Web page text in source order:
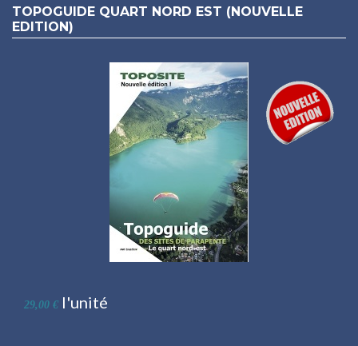
TOPOGUIDE QUART NORD EST (NOUVELLE
EDITION)
29,00 € l'unité